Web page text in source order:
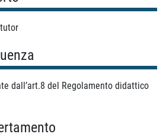
dall’art.8 del Regolamento didattico